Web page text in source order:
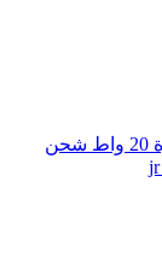
شاحن موبايل منزلى جوي روم usb c بقدرة 20 واط شحن